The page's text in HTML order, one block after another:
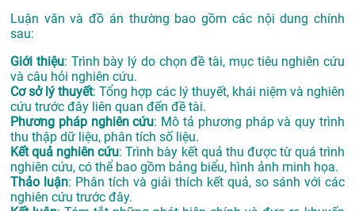
Luận văn và đồ án thường bao gồm các nội dung chính
sau:
Giới thiệu: Trình bày lý do chọn đề tài, mục tiêu nghiên cứu
và câu hỏi nghiên cứu.
Cơ sở lý thuyết: Tổng hợp các lý thuyết, khái niệm và nghiên
cứu trước đây liên quan đến đề tài.
Phương pháp nghiên cứu: Mô tả phương pháp và quy trình
thu thập dữ liệu, phân tích số liệu.
Kết quả nghiên cứu: Trình bày kết quả thu được từ quá trình
nghiên cứu, có thể bao gồm bảng biểu, hình ảnh minh họa.
Thảo luận: Phân tích và giải thích kết quả, so sánh với các
nghiên cứu trước đây.